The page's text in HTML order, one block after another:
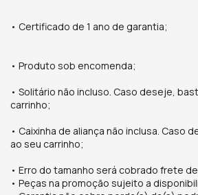
• Certificado de 1 ano
• Produto sob encomenda;
• Solitário não incluso. Caso deseje,
carrinho;
• Caixinha de aliança não inclusa. Caso
ao seu carrinho;
• Erro do tamanho será cobrado frete
• Peças na promoção sujeito a